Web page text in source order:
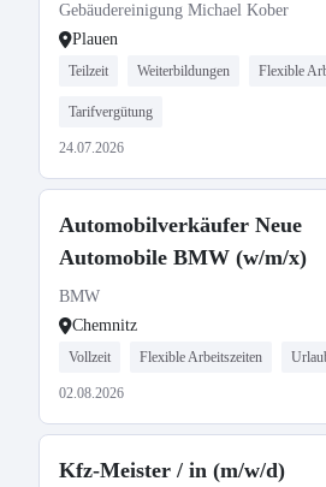
Gebäudereinigung Michael Kober
Plauen
Teilzeit Weiterbildungen Flexible
Tarifvergütung
24.07.2026
Automobilverkäufer Neue
Automobile BMW (w/m/x)
BMW
Chemnitz
Vollzeit Flexible Arbeitszeiten
02.08.2026
Kfz-Meister / in (m/w/d)